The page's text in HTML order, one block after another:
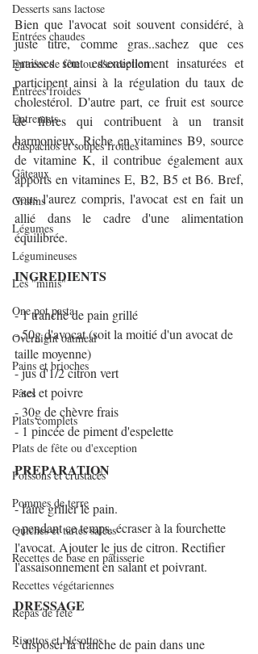
Desserts sans lactose
Entrées chaudes
Entrées de fête ou d'exception
Entrées froides
Entremets
Gaspachos et soupes froides
Gâteaux
Gratins
Légumes
Légumineuses
Les "minis"
One pot pasta
Overnight oatmeal
Pains et brioches
Pâtes
Plats complets
Plats de fête ou d'exception
Poissons et crustacés
Pommes de terre
Quiches et tartes salées
Recettes de base en pâtisserie
Recettes végétariennes
Repas de fête
Risottos et blésottos
Bien que l'avocat soit souvent considéré, à
juste titre, comme gras..sachez que ces
graisses sont essentiellement insaturées et
participent ainsi à la régulation du taux de
cholestérol. D'autre part, ce fruit est source
de fibres qui contribuent à un transit
harmonieux. Riche en vitamines B9, source
de vitamine K, il contribue également aux
apports en vitamines E, B2, B5 et B6. Bref,
vous l'aurez compris, l'avocat est en fait un
allié dans le cadre d'une alimentation
équilibrée.
INGREDIENTS
- 1 tranche de pain grillé
- 50g d'avocat (soit la moitié d'un avocat de
taille moyenne)
- jus d'1/2 citron vert
- sel et poivre
- 30g de chèvre frais
- 1 pincée de piment d'espelette
PREPARATION
- faire griller le pain.
- pendant ce temps, écraser à la fourchette
l'avocat. Ajouter le jus de citron. Rectifier
l'assaisonnement en salant et poivrant.
DRESSAGE
- disposer la tranche de pain dans une